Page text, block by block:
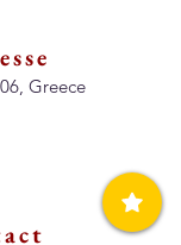
Greece